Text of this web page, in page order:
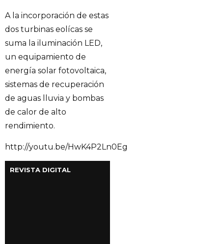
A la incorporación de estas
dos turbinas eolícas se
suma la iluminación LED,
un equipamiento de
energía solar fotovoltaica,
sistemas de recuperación
de aguas lluvia y bombas
de calor de alto
rendimiento.
http://youtu.be/HwK4P2Ln0Eg
REVISTA DIGITAL